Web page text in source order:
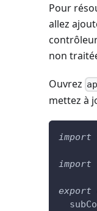
Pour
allez
non
Ouvrez
mettez à
import
import
export